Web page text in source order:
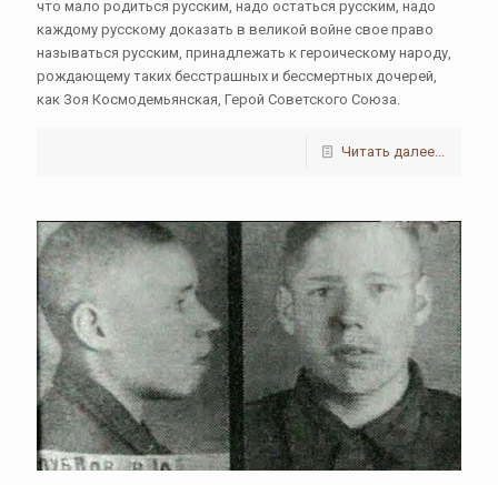
что мало родиться русским, надо остаться русским, надо
каждому русскому доказать в великой войне свое право
называться русским, принадлежать к героическому народу,
рождающему таких бесстрашных и бессмертных дочерей,
как Зоя Космодемьянская, Герой Советского Союза.
Читать далее...